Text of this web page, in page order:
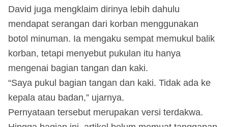
David juga mengklaim dirinya lebih dahulu
mendapat serangan dari korban menggunakan
botol minuman. Ia mengaku sempat memukul balik
korban, tetapi menyebut pukulan itu hanya
mengenai bagian tangan dan kaki.
“Saya pukul bagian tangan dan kaki. Tidak ada ke
kepala atau badan,” ujarnya.
Pernyataan tersebut merupakan versi terdakwa.